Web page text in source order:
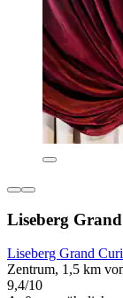
Liseberg
Liseberg Grand
Zentrum, 1,5 km
9,4/10